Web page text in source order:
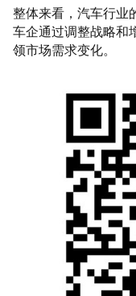
整体来看，汽车行业
车企通过调整战略和
领市场需求变化。